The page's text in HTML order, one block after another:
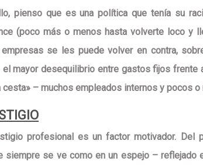
pienso que es una política que tenía su
(poco más o menos hasta volverte loco y
se les puede volver en contra,
el mayor desequilibrio entre gastos fijos frente
cesta» – muchos empleados internos y pocos o
profesional es un factor motivador. Del
siempre se ve como en un espejo – reflejado